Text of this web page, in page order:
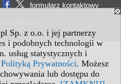
Sp. z o.o. i jej partnerzy
i podobnych technologii w
usług statystycznych i
Polityką Prywatności. Możesz
lub dostępu do
formularz kontaktowy